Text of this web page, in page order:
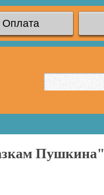
Оплата
Пушкина"